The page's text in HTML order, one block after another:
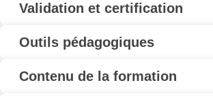
Validation et certification
Outils pédagogiques
Contenu de la formation